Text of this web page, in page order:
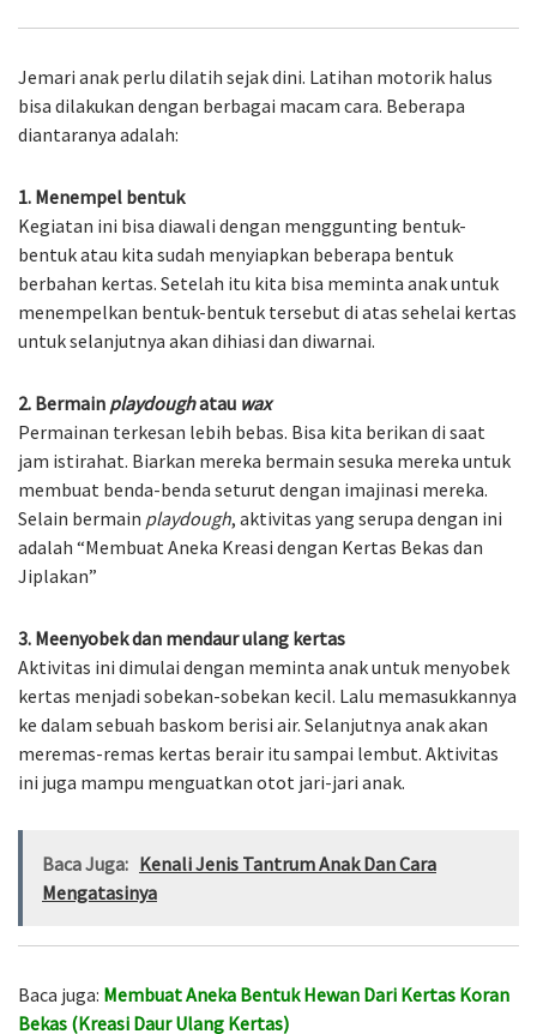
Jemari anak perlu dilatih sejak dini. Latihan motorik halus
bisa dilakukan dengan berbagai macam cara. Beberapa
diantaranya adalah:
1. Menempel bentuk
Kegiatan ini bisa diawali dengan menggunting bentuk-
bentuk atau kita sudah menyiapkan beberapa bentuk
berbahan kertas. Setelah itu kita bisa meminta anak untuk
menempelkan bentuk-bentuk tersebut di atas sehelai kertas
untuk selanjutnya akan dihiasi dan diwarnai.
2. Bermain playdoughatau wax
Permainan terkesan lebih bebas. Bisa kita berikan di saat
jam istirahat. Biarkan mereka bermain sesuka mereka untuk
membuat benda-benda seturut dengan imajinasi mereka.
Selain bermain playdough, aktivitas yang serupa dengan ini
adalah “Membuat Aneka Kreasi dengan Kertas Bekas dan
Jiplakan”
3. Meenyobek dan mendaur ulang kertas
Aktivitas ini dimulai dengan meminta anak untuk menyobek
kertas menjadi sobekan-sobekan kecil. Lalu memasukkannya
ke dalam sebuah baskom berisi air. Selanjutnya anak akan
meremas-remas kertas berair itu sampai lembut. Aktivitas
ini juga mampu menguatkan otot jari-jari anak.
Baca Juga: Kenali Jenis Tantrum Anak Dan Cara
Mengatasinya
Baca juga: Membuat Aneka Bentuk Hewan Dari Kertas Koran
Bekas (Kreasi Daur Ulang Kertas)